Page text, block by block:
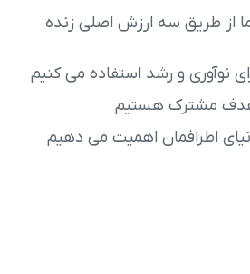
از طریق سه ارزش اصلی زنده
نوآوری و رشد استفاده می کنیم
مشترک هستیم
اطرافمان اهمیت می دهیم